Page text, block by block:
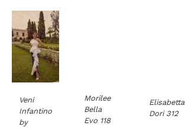
Veni
Infantino
by
Morilee
Bella
Evo 118
Elisabetta
Dori 312